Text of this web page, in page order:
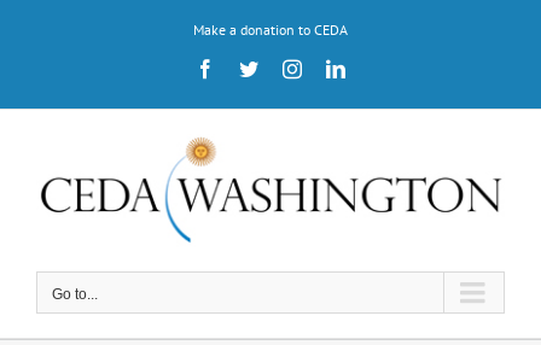
Make a donation to CEDA
Facebook
TwitterInstagramLinkedIn
Go to...